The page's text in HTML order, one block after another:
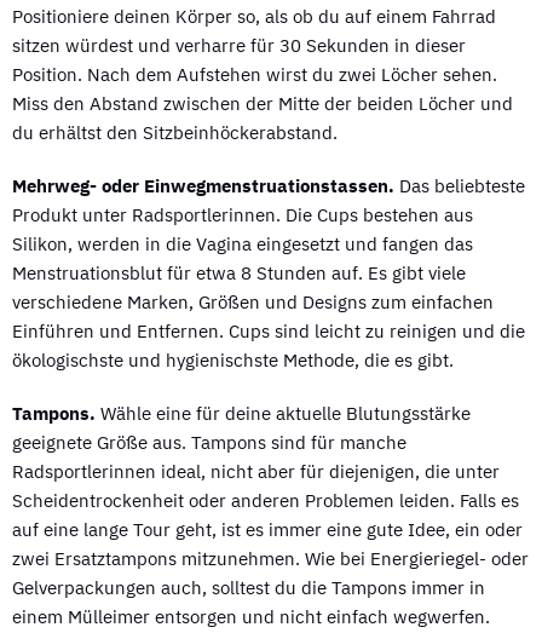
Positioniere deinen Körper so, als ob du auf einem Fahrrad
sitzen würdest und verharre für 30 Sekunden in dieser
Position. Nach dem Aufstehen wirst du zwei Löcher sehen.
Miss den Abstand zwischen der Mitte der beiden Löcher und
du erhältst den Sitzbeinhöckerabstand.
Mehrweg- oder Einwegmenstruationstassen. Das beliebteste
Produkt unter Radsportlerinnen. Die Cups bestehen aus
Silikon, werden in die Vagina eingesetzt und fangen das
Menstruationsblut für etwa 8 Stunden auf. Es gibt viele
verschiedene Marken, Größen und Designs zum einfachen
Einführen und Entfernen. Cups sind leicht zu reinigen und die
ökologischste und hygienischste Methode, die es gibt.
Tampons. Wähle eine für deine aktuelle Blutungsstärke
geeignete Größe aus. Tampons sind für manche
Radsportlerinnen ideal, nicht aber für diejenigen, die unter
Scheidentrockenheit oder anderen Problemen leiden. Falls es
auf eine lange Tour geht, ist es immer eine gute Idee, ein oder
zwei Ersatztampons mitzunehmen. Wie bei Energieriegel- oder
Gelverpackungen auch, solltest du die Tampons immer in
einem Mülleimer entsorgen und nicht einfach wegwerfen.